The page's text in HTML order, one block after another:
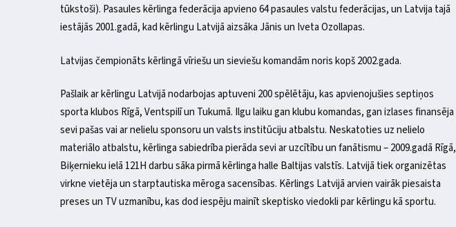
tūkstoši). Pasaules kērlinga federācija apvieno 64 pasaules valstu federācijas, un Latvija tajā
iestājās 2001.gadā, kad kērlingu Latvijā aizsāka Jānis un Iveta Ozollapas.
Latvijas čempionāts kērlingā vīriešu un sieviešu komandām noris kopš 2002.gada.
Pašlaik ar kērlingu Latvijā nodarbojas aptuveni 200 spēlētāju, kas apvienojušies septiņos
sporta klubos Rīgā, Ventspilī un Tukumā. Ilgu laiku gan klubu komandas, gan izlases finansēja
sevi pašas vai ar nelielu sponsoru un valsts institūciju atbalstu. Neskatoties uz nelielo
materiālo atbalstu, kērlinga sabiedrība pierāda sevi ar uzcītību un fanātismu – 2009.gadā Rīgā,
Biķernieku ielā 121H darbu sāka pirmā kērlinga halle Baltijas valstīs. Latvijā tiek organizētas
virkne vietēja un starptautiska mēroga sacensības. Kērlings Latvijā arvien vairāk piesaista
preses un TV uzmanību, kas dod iespēju mainīt skeptisko viedokli par kērlingu kā sportu.